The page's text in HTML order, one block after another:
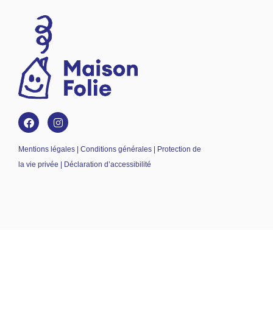
Mentions légales | Conditions générales | Protection de
la vie privée | Déclaration d’accessibilité